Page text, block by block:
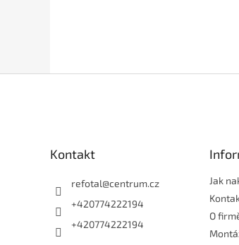
Kontakt
refotal@centrum.cz
+420774222194
+420774222194
Jak
O